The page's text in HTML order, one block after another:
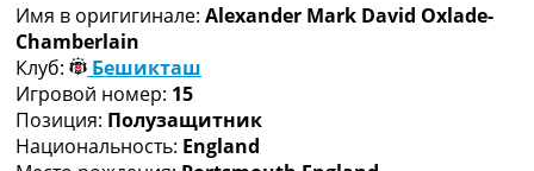
Таблицы групп Чемпионата Мира
Украина. Премьер-Лига
Украина. Первая Лига
Лига Чемпионов. Таблицы групп
Англия. Премьер-Лига
Испания. Ла Лига
Имя в оригигинале: Alexander Mark David Oxlade-
Chamberlain
Клуб:
Бешикташ
Игровой номер: 15
Позиция: Полузащитник
Национальность: England